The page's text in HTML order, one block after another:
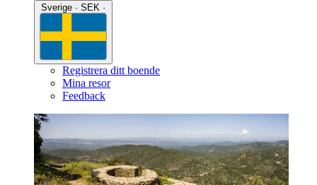
Registrera ditt boende
Mina resor
Feedback